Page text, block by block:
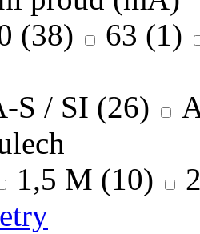
(38) 63 (1)
S / SI (26)
1,5 M (10)